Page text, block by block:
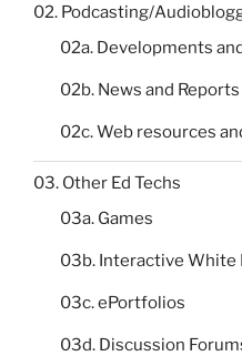
02. Podcasting/
02a. Developments
02b. News and Reports
02c. Web resources
03. Other Ed Techs
03a. Games
03b. Interactive White
03c. ePortfolios
03d. Discussion